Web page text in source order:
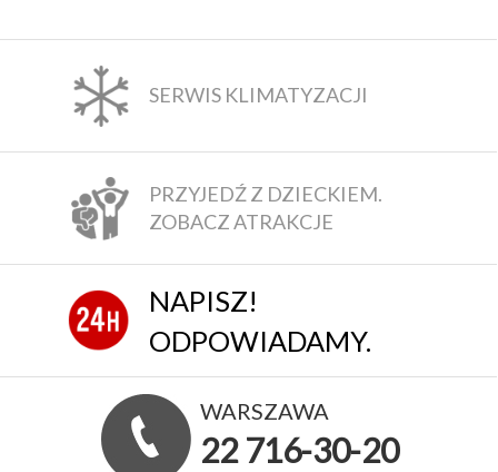
SERWIS KLIMATYZACJI
PRZYJEDŹ Z DZIECKIEM.
ZOBACZ ATRAKCJE
NAPISZ!
ODPOWIADAMY.
WARSZAWA
22 716-30-20